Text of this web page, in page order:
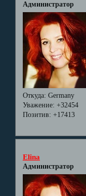
Администратор
Откуда: Germany
Уважение: +32454
Позитив: +17413
Elina
Администратор